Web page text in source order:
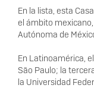
En la lista, esta
el ámbito
Autónoma de
En Latinoamérica,
São Paulo; la
la Universidad